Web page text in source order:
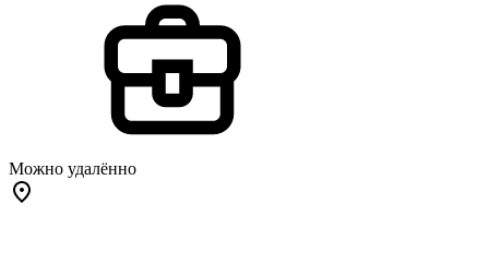
Можно удалённо